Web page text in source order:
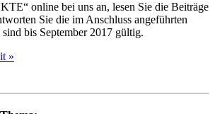
online bei uns an, lesen Sie die Beiträge
Sie die im Anschluss angeführten
bis September 2017 gültig.
»